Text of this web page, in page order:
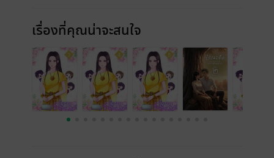
เรื่องที่คุณน่าจะสนใจ